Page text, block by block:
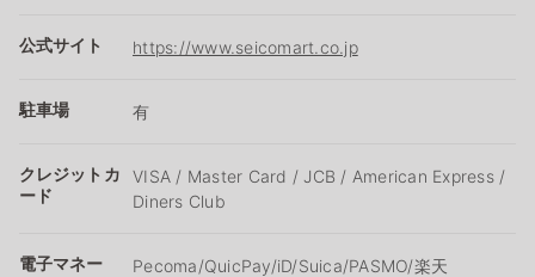
公式サイト https://www.seicomart.co.jp
駐車場 有
クレジットカ
ード
VISA / Master Card / JCB / American Express /
Diners Club
電子マネー
Pecoma/QuicPay/iD/Suica/PASMO/楽天